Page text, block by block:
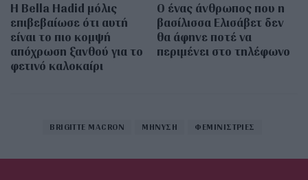
Η Bella Hadid μόλις
επιβεβαίωσε ότι αυτή
είναι το πιο κομψή
απόχρωση ξανθού για το
φετινό καλοκαίρι
Ο ένας άνθρωπος που η
βασίλισσα Ελισάβετ δεν
θα άφηνε ποτέ να
περιμένει στο τηλέφωνο
BRIGITTE MACRON ΜΗΝΥΣΗ ΦΕΜΙΝΙΣΤΡΙΕΣ